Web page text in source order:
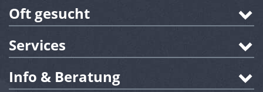
Oft gesucht
Services
Info & Beratung